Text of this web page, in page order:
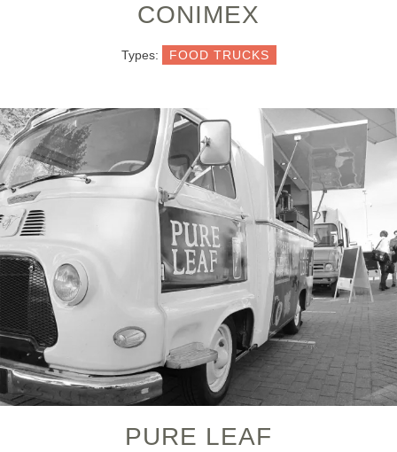
CONIMEX
Types: FOOD TRUCKS
PURE LEAF